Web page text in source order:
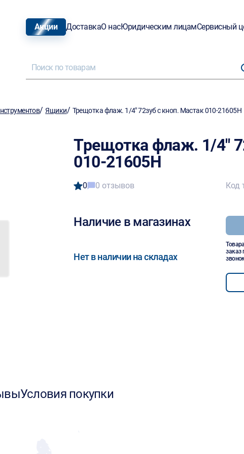
Акции ДоставкаО насЮридическим лицамСервисный
/Ящики/ Трещотка флаж. 1/4" 72зуб с кноп. Мастак 010-21605Н
Трещотка флаж. 1/4"
010-21605Н
0 0 отзывов
Наличие в магазинах
Нет в наличии на складах
Код
заказ
Условия покупки